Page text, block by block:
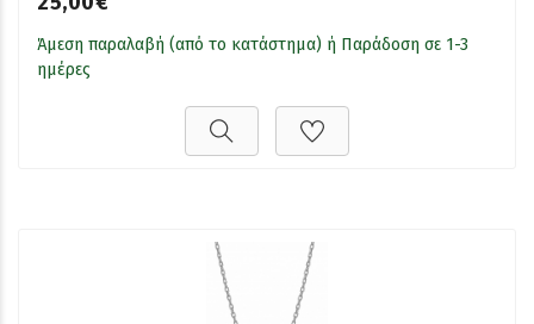
Άμεση παραλαβή (από το κατάστημα) ή Παράδοση σε 1-3
ημέρες